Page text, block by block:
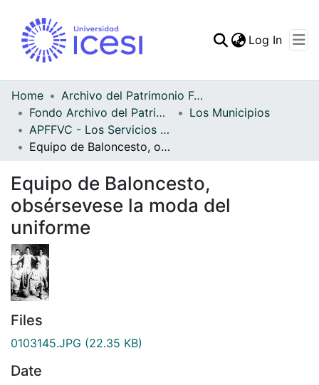
Statistics
Log In
Home
Archivo del Patrimonio Fotográfico y Fílmico del Valle del Cauca
Fondo Archivo del Patrimonio Fotográfico y Fílmico del Valle del Cauca
Los Municipios
APFFVC - Los Servicios Públicos - Patrimonial
Equipo de Baloncesto, obsérsevese la moda del uniforme
Equipo de Baloncesto,
obsérsevese la moda del
uniforme
Files
0103145.JPG (22.35 KB)
Date